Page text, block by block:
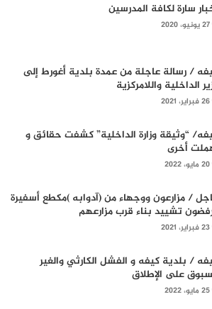
سارة لكافة المدرسين
27 يونيو، 2020
/ رسالة عاجلة من عمدة بلدية أغورط إلى
الداخلية واللامركزية
26 فبراير، 2021
“وثيقة وزارة الداخلية” كشفت حقائق و
أخرى
20 مايو، 2022
/ مزارعون ووجهاء من (آدوابه )مكطع أسفيرة
تشييد بناء قرب مزارعهم
23 فبراير، 2021
/ بلدية كيفه و الفشل الكارثي والغير
على الإطلاق
25 مايو، 2022